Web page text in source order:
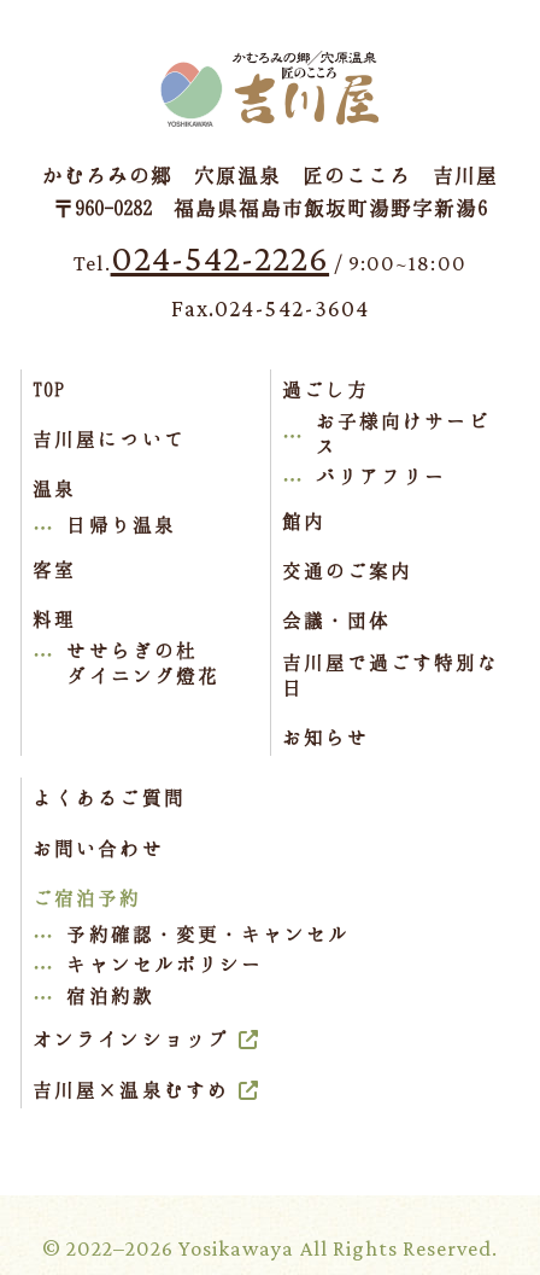
かむろみの郷 穴原温泉 匠のこころ 吉川屋
〒960-0282 福島県福島市飯坂町湯野字新湯6
Tel. 024-542-2226 / 9:00~18:00
Fax.024-542-3604
TOP
吉川屋について
温泉
日帰り温泉
客室
料理
せせらぎの杜
ダイニング燈花
過ごし方
お子様向けサービ
ス
バリアフリー
館内
交通のご案内
会議・団体
吉川屋で過ごす特別な
日
お知らせ
よくあるご質問
お問い合わせ
ご宿泊予約
予約確認・変更・キャンセル
キャンセルポリシー
宿泊約款
オンラインショップ
吉川屋×温泉むすめ
© 2022–2026 Yosikawaya All Rights Reserved.